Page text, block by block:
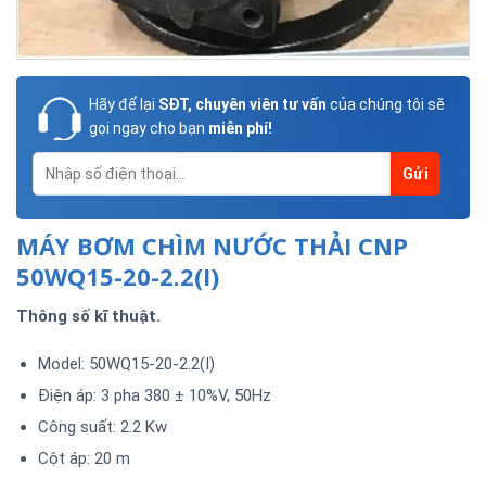
Hãy để lại SĐT, chuyên viên tư vấn của chúng tôi sẽ
gọi ngay cho bạn miễn phí!
MÁY BƠM CHÌM NƯỚC THẢI CNP
50WQ15-20-2.2(I)
Thông số kĩ thuật.
Model: 50WQ15-20-2.2(I)
Điện áp: 3 pha 380 ± 10%V, 50Hz
Công suất: 2.2 Kw
Cột áp: 20 m